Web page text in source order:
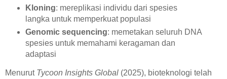
Kloning: mereplikasi individu dari spesies
langka untuk memperkuat populasi
Genomic sequencing: memetakan seluruh DNA
spesies untuk memahami keragaman dan
adaptasi
Menurut Tycoon Insights Global (2025), bioteknologi telah